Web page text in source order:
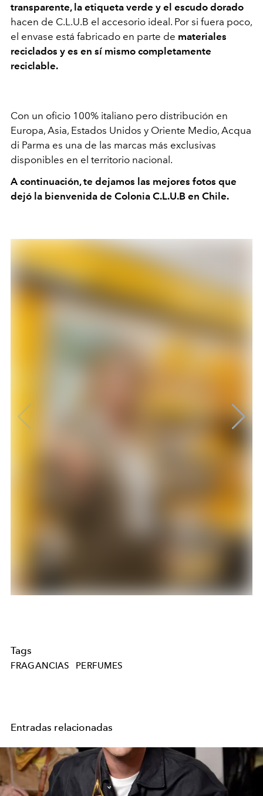
transparente, la etiqueta verde y el escudo dorado
hacen de C.L.U.B el accesorio ideal. Por si fuera poco,
el envase está fabricado en parte de materiales
reciclados y es en sí mismo completamente
reciclable.
Con un oficio 100% italiano pero distribución en
Europa, Asia, Estados Unidos y Oriente Medio, Acqua
di Parma es una de las marcas más exclusivas
disponibles en el territorio nacional.
A continuación, te dejamos las mejores fotos que
dejó la bienvenida de Colonia C.L.U.B en Chile.
Tags
FRAGANCIAS PERFUMES
Entradas relacionadas